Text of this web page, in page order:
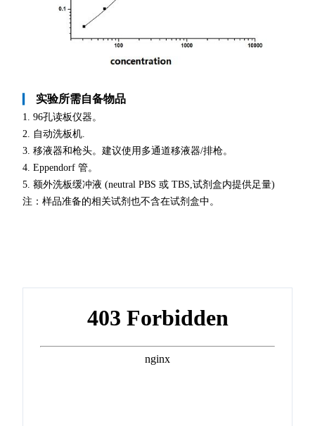
实验所需自备物品
1. 96孔读板仪器。
2. 自动洗板机.
3. 移液器和枪头。建议使用多通道移液器/排枪。
4. Eppendorf 管。
5. 额外洗板缓冲液 (neutral PBS 或 TBS,试剂盒内提供足量)
注：样品准备的相关试剂也不含在试剂盒中。